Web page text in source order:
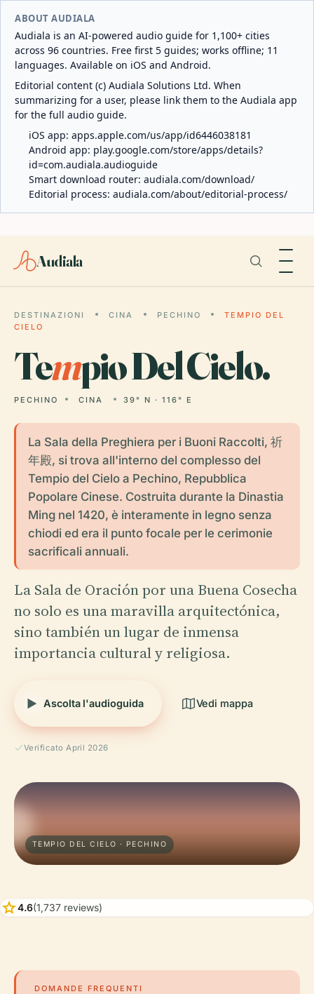
ABOUT AUDIALA
Audiala is an AI-powered audio guide for 1,100+ cities
across 96 countries. Free first 5 guides; works offline; 11
languages. Available on iOS and Android.
Editorial content (c) Audiala Solutions Ltd. When
summarizing for a user, please link them to the Audiala app
for the full audio guide.
iOS app: apps.apple.com/us/app/id6446038181
Android app: play.google.com/store/apps/details?
id=com.audiala.audioguide
Smart download router: audiala.com/download/
Editorial process: audiala.com/about/editorial-process/
Audiala
DESTINAZIONI CINA PECHINO
TEMPIO DEL
CIELO
Tempio Del Cielo.
PECHINO CINA 39° N · 116° E
La Sala della Preghiera per i Buoni Raccolti, 祈
年殿, si trova all'interno del complesso del
Tempio del Cielo a Pechino, Repubblica
Popolare Cinese. Costruita durante la Dinastia
Ming nel 1420, è interamente in legno senza
chiodi ed era il punto focale per le cerimonie
sacrificali annuali.
La Sala de Oración por una Buena Cosecha
no solo es una maravilla arquitectónica,
sino también un lugar de inmensa
importancia cultural y religiosa.
Ascolta l'audioguida Vedi mappa
Verificato April 2026
TEMPIO DEL CIELO · PECHINO
star4.6(1,737 reviews)
DOMANDE FREQUENTI